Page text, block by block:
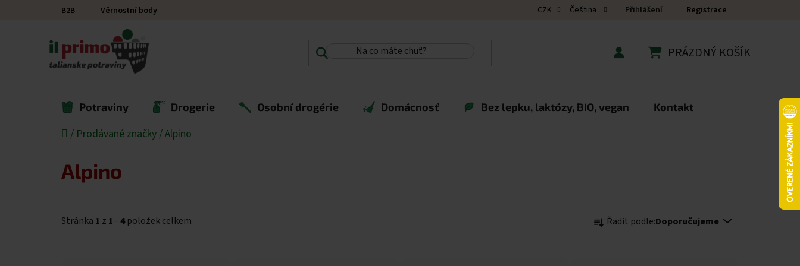
B2B Věrnostní body CZK Čeština Přihlášení Registrace
PRÁZDNÝ KOŠÍK
Potraviny Drogerie Osobní drogérie Domácnosť Bez lepku, laktózy, BIO, vegan Kontakt
Domů
/ Prodávané značky /Alpino
Alpino
Stránka 1 z 1 -4položek celkem
Řazení produktů
Řadit podle:Doporučujeme